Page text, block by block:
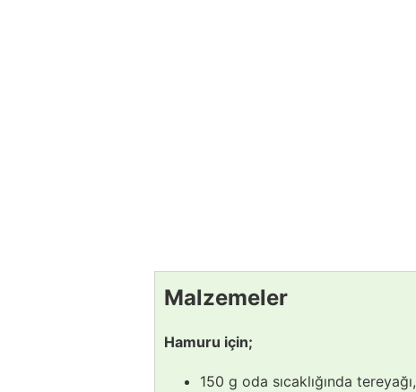
Malzemeler
Hamuru için;
150 g oda sıcaklığında tereyağı,